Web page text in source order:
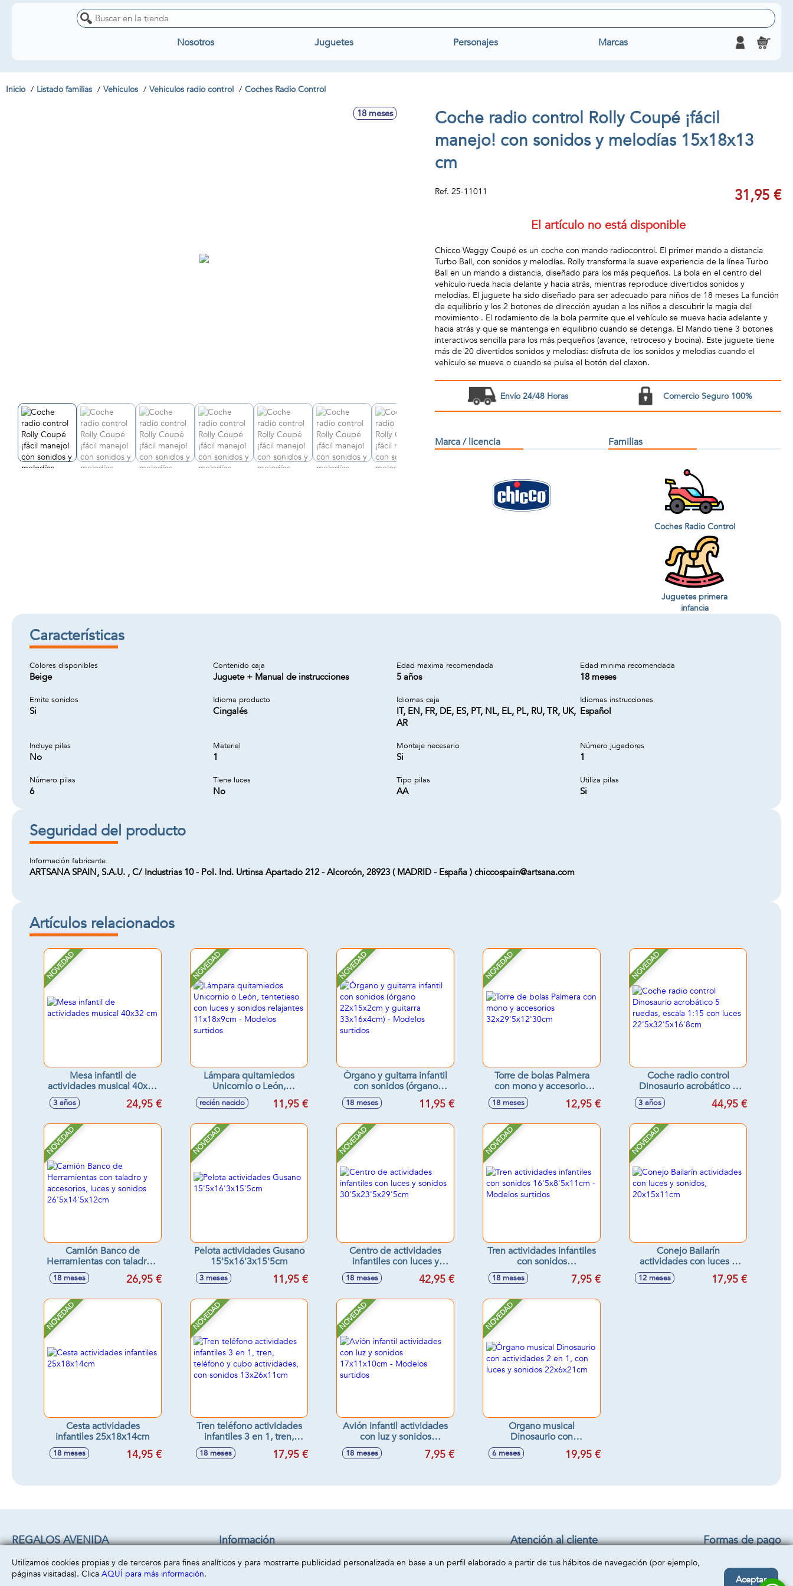
Nosotros Juguetes Personajes Marcas
Inicio Listado familias Vehiculos Vehiculos radio control Coches Radio Control
18 meses
Coche radio control Rolly Coupé ¡fácil
manejo! con sonidos y melodías 15x18x13
cm
Ref. 25-11011 31,95 €
El artículo no está disponible
Chicco Waggy Coupé es un coche con mando radiocontrol. El primer mando a distancia
Turbo Ball, con sonidos y melodías. Rolly transforma la suave experiencia de la línea Turbo
Ball en un mando a distancia, diseñado para los más pequeños. La bola en el centro del
vehículo rueda hacia delante y hacia atrás, mientras reproduce divertidos sonidos y
melodías. El juguete ha sido diseñado para ser adecuado para niños de 18 meses La función
de equilibrio y los 2 botones de dirección ayudan a los niños a descubrir la magia del
movimiento . El rodamiento de la bola permite que el vehículo se mueva hacia adelante y
hacia atrás y que se mantenga en equilibrio cuando se detenga. El Mando tiene 3 botones
interactivos sencilla para los más pequeños (avance, retroceso y bocina). Este juguete tiene
más de 20 divertidos sonidos y melodías: disfruta de los sonidos y melodias cuando el
vehículo se mueve o cuando se pulsa el botón del claxon.
Envío 24/48 Horas Comercio Seguro 100%
Marca / licencia Familias
Coches Radio Control
Juguetes primera
infancia
Características
Colores disponibles
Beige
Contenido caja
Juguete + Manual de instrucciones
Edad maxima recomendada
5 años
Edad minima recomendada
18 meses
Emite sonidos
Si
Idioma producto
Cingalés
Idiomas caja
IT, EN, FR, DE, ES, PT, NL, EL, PL, RU, TR, UK,
AR
Idiomas instrucciones
Español
Incluye pilas
No
Material
1
Montaje necesario
Si
Número jugadores
1
Número pilas
6
Tiene luces
No
Tipo pilas
AA
Utiliza pilas
Si
Seguridad del producto
Información fabricante
ARTSANA SPAIN, S.A.U. , C/ Industrias 10 - Pol. Ind. Urtinsa Apartado 212 - Alcorcón, 28923 ( MADRID - España ) chiccospain@artsana.com
Artículos relacionados
NOVEDAD
Mesa infantil de
actividades musical 40x32
3 años 24,95 €
NOVEDAD
Lámpara quitamiedos
Unicornio o León,
tentetieso con luces y
sonidos relajantes
recién nacido 11,95 €
NOVEDAD
Órgano y guitarra infantil
con sonidos (órgano
22x15x2cm y guitarra
33x16x4cm) - Modelos
18 meses 11,95 €
NOVEDAD
Torre de bolas Palmera
con mono y accesorios
32x29'5x12'30cm
18 meses 12,95 €
NOVEDAD
Coche radio control
Dinosaurio acrobático 5
ruedas, escala 1:15 con
luces 22'5x32'5x16'8cm
3 años 44,95 €
NOVEDAD
Camión Banco de
Herramientas con taladro y
accesorios, luces y sonidos
26'5x14'5x12cm
18 meses 26,95 €
NOVEDAD
Pelota actividades Gusano
15'5x16'3x15'5cm
3 meses 11,95 €
NOVEDAD
Centro de actividades
infantiles con luces y
sonidos 30'5x23'5x29'5cm
18 meses 42,95 €
NOVEDAD
Tren actividades infantiles
con sonidos
16'5x8'5x11cm - Modelos
surtidos
18 meses 7,95 €
NOVEDAD
Conejo Bailarín
actividades con luces y
sonidos, 20x15x11cm
12 meses 17,95 €
NOVEDAD
Cesta actividades
infantiles 25x18x14cm
18 meses 14,95 €
NOVEDAD
Tren teléfono actividades
infantiles 3 en 1, tren,
teléfono y cubo
actividades, con sonidos
18 meses 17,95 €
NOVEDAD
Avión infantil actividades
con luz y sonidos
17x11x10cm - Modelos
surtidos
18 meses 7,95 €
NOVEDAD
Órgano musical
Dinosaurio con
actividades 2 en 1, con
luces y sonidos
6 meses 19,95 €
REGALOS AVENIDA
45860 -Villacañas( Toledo )
669493499
Información
Política de privacidad
Atención al cliente
Envío y devolución
Formas de pago
Utilizamos cookies propias y de terceros para fines analíticos y para mostrarte publicidad personalizada en base a un perfil elaborado a partir de tus hábitos de navegación (por ejemplo,
páginas visitadas). Clica AQUÍ para más información. Aceptar